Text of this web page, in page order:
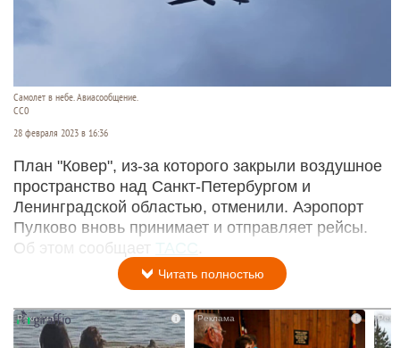
Самолет в небе. Авиасообщение.
CC0
28 февраля 2023 в 16:36
План "Ковер", из-за которого закрыли воздушное
пространство над Санкт-Петербургом и
Ленинградской областью, отменили. Аэропорт
Пулково вновь принимает и отправляет рейсы.
Об этом сообщает ТАСС
Читать полностью
i